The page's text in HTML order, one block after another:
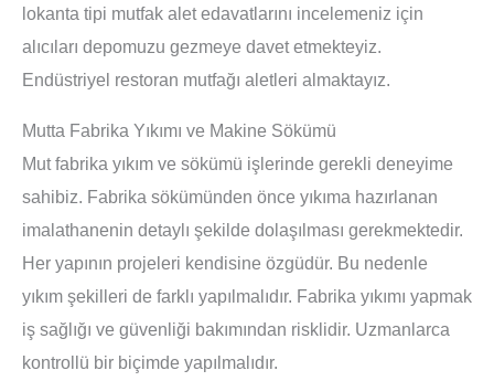
lokanta tipi mutfak alet edavatlarını incelemeniz için
alıcıları depomuzu gezmeye davet etmekteyiz.
Endüstriyel restoran mutfağı aletleri almaktayız.
Mutta Fabrika Yıkımı ve Makine Sökümü
Mut fabrika yıkım ve sökümü işlerinde gerekli deneyime
sahibiz. Fabrika sökümünden önce yıkıma hazırlanan
imalathanenin detaylı şekilde dolaşılması gerekmektedir.
Her yapının projeleri kendisine özgüdür. Bu nedenle
yıkım şekilleri de farklı yapılmalıdır. Fabrika yıkımı yapmak
iş sağlığı ve güvenliği bakımından risklidir. Uzmanlarca
kontrollü bir biçimde yapılmalıdır.